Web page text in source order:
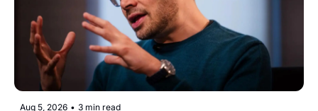
Aug 5, 2026 • 3 min read